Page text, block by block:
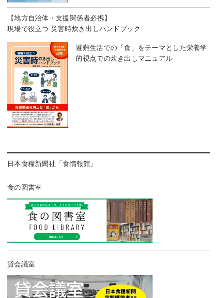
【地方自治体・支援関係者必携】
現場で役立つ 災害時炊き出しハンドブック
避難生活での「食」をテーマとした栄養学
的視点での炊き出しマニュアル
日本食糧新聞社「食情報館」
食の図書室
貸会議室